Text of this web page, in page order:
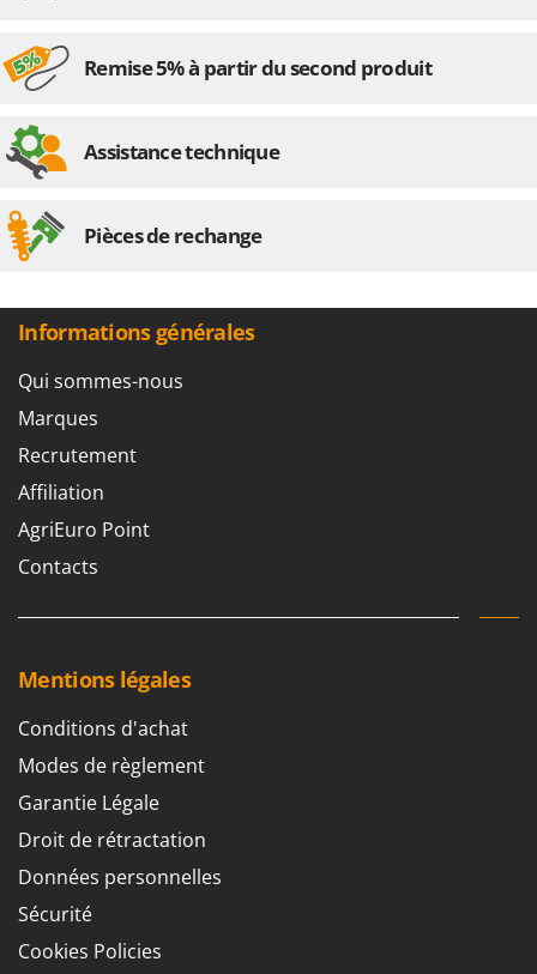
Remise 5% à partir du second produit
Assistance technique
Pièces de rechange
Informations générales
Qui sommes-nous
Marques
Recrutement
Affiliation
AgriEuro Point
Contacts
Mentions légales
Conditions d'achat
Modes de règlement
Garantie Légale
Droit de rétractation
Données personnelles
Sécurité
Cookies Policies